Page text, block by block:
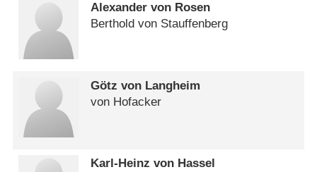
Alexander von Rosen
Berthold von Stauffenberg
Götz von Langheim
von Hofacker
Karl-Heinz von Hassel